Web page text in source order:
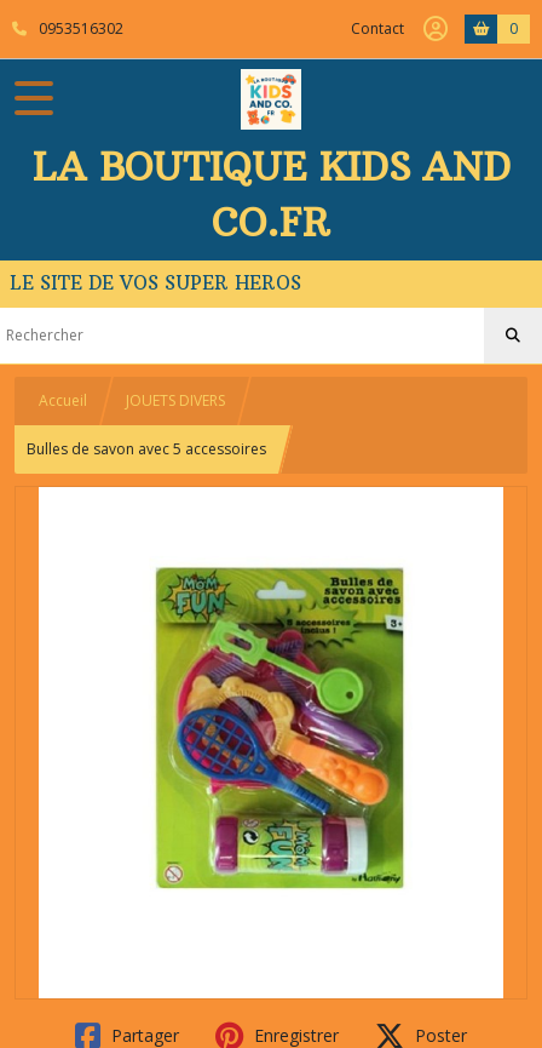
0953516302 Contact 0
LA BOUTIQUE KIDS AND
CO.FR
LE SITE DE VOS SUPER HEROS
Accueil JOUETS DIVERS
Bulles de savon avec 5 accessoires
Partager Enregistrer Poster